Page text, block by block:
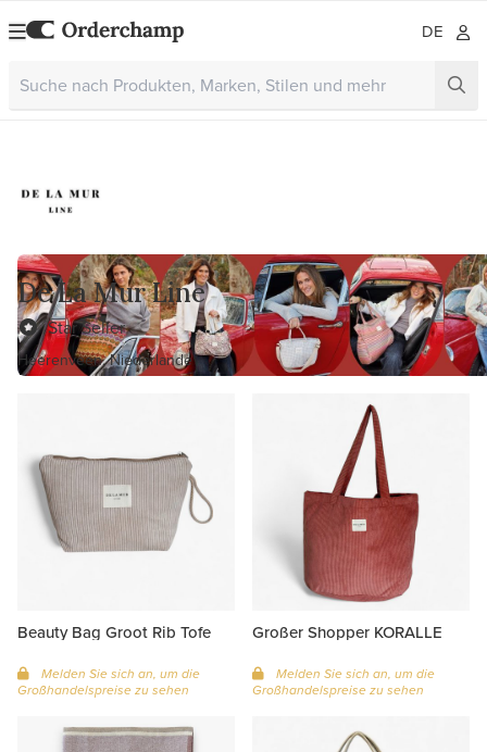
DE
De La Mur Line
Star Seller
Heerenveen, Niederlande
Beauty Bag Groot Rib Tofe
Melden Sie sich an, um die
Großhandelspreise zu sehen
Großer Shopper KORALLE
Melden Sie sich an, um die
Großhandelspreise zu sehen